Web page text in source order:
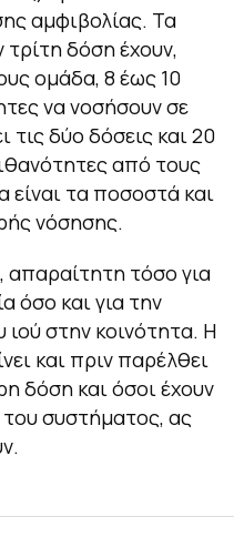
αμφιβολίας. Τα
δόση έχουν,
ομάδα, 8 έως 10
να νοσήσουν σε
τις δύο δόσεις και 20
από τους
είναι τα ποσοστά και
νόσησης.
απαραίτητη τόσο για
όσο και για την
στην κοινότητα. Η
και πριν παρέλθει
δόση και όσοι έχουν
συστήματος, ας